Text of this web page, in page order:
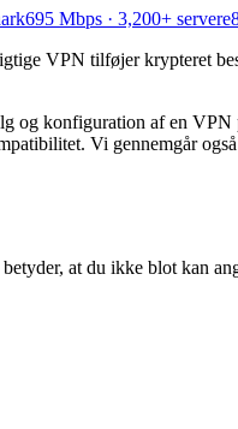
695 Mbps · 3,200+ servere
VPN tilføjer krypteret
og konfiguration af en
Vi gennemgår
at du ikke blot kan